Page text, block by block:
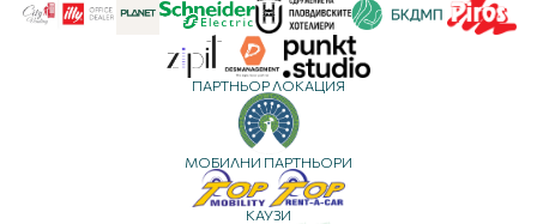
ПАРТНЬОР ЛОКАЦИЯ
МОБИЛНИ ПАРТНЬОРИ
КАУЗИ